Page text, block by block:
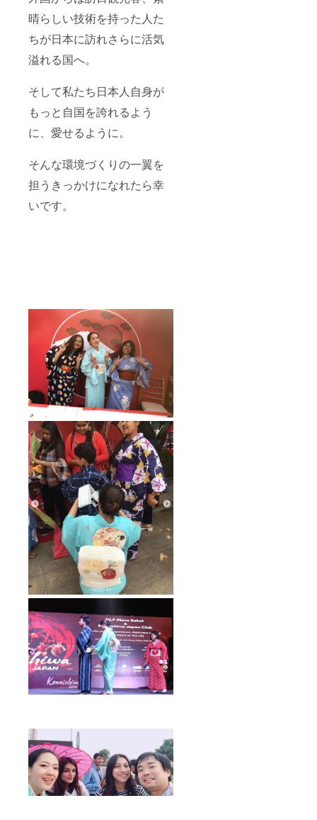
晴らしい技術を持った人た
ちが日本に訪れさらに活気
溢れる国へ。
そして私たち日本人自身が
もっと自国を誇れるよう
に、愛せるように。
そんな環境づくりの一翼を
担うきっかけになれたら幸
いです。